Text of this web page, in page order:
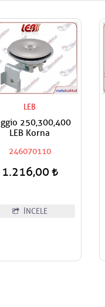
LEB
250,300,400
LEB Korna
246070110
1.216,00
İNCELE